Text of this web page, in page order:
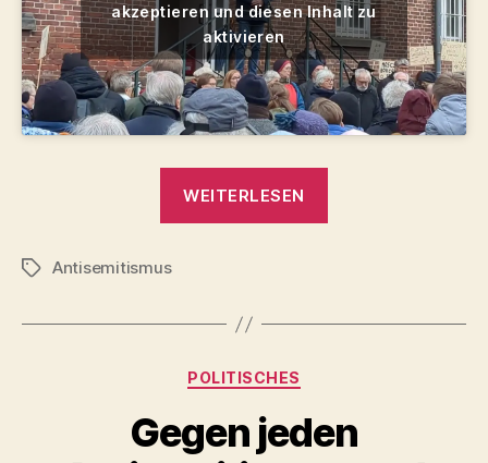
akzeptieren und diesen Inhalt zu
aktivieren
WEITERLESEN
Rede
Erinnerungsgang
Schlagwörter
Antisemitismus
Kategorien
POLITISCHES
Gegen jeden